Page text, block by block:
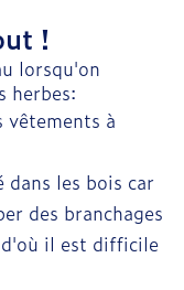
!
lorsqu'on
herbes:
vêtements à
dans les bois car
des branchages
d'où il est difficile